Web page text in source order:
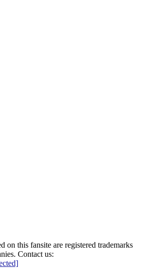
on this fansite are registered trademarks
Contact us: